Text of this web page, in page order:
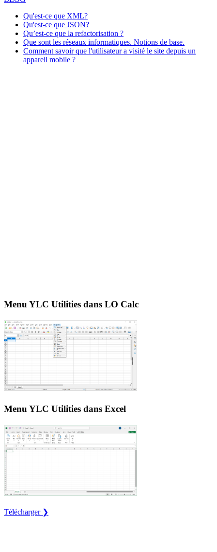
Qu'est-ce que XML?
Qu'est-ce que JSON?
Qu’est-ce que la refactorisation ?
Que sont les réseaux informatiques. Notions de base.
Comment savoir que l'utilisateur a visité le site depuis un
appareil mobile ?
Menu YLC Utilities dans LO Calc
Menu YLC Utilities dans Excel
Télécharger ❯